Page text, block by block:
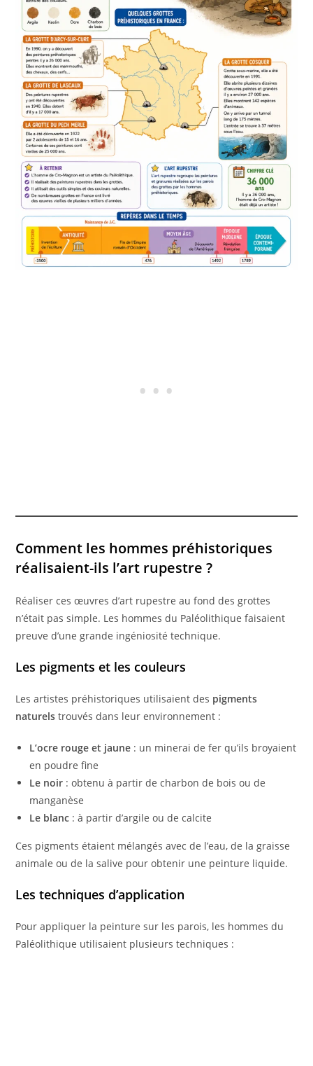
Comment les hommes préhistoriques
réalisaient-ils l’art rupestre ?
Réaliser ces œuvres d’art rupestre au fond des grottes
n’était pas simple. Les hommes du Paléolithique faisaient
preuve d’une grande ingéniosité technique.
Les pigments et les couleurs
Les artistes préhistoriques utilisaient des pigments
naturels trouvés dans leur environnement :
L’ocre rouge et jaune : un minerai de fer qu’ils broyaient
en poudre fine
Le noir : obtenu à partir de charbon de bois ou de
manganèse
Le blanc : à partir d’argile ou de calcite
Ces pigments étaient mélangés avec de l’eau, de la graisse
animale ou de la salive pour obtenir une peinture liquide.
Les techniques d’application
Pour appliquer la peinture sur les parois, les hommes du
Paléolithique utilisaient plusieurs techniques :